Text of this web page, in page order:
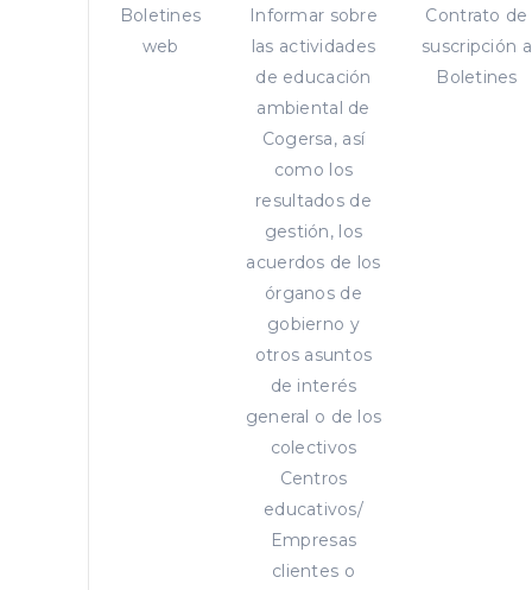
Boletines
web
Informar sobre
las actividades
de educación
ambiental de
Cogersa, así
como los
resultados de
gestión, los
acuerdos de los
órganos de
gobierno y
otros asuntos
de interés
general o de los
colectivos
Centros
educativos/
Empresas
clientes o
Contrato de
suscripción a
Boletines